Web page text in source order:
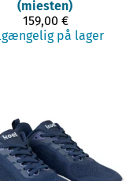
(miesten)
159,00 €
på lager